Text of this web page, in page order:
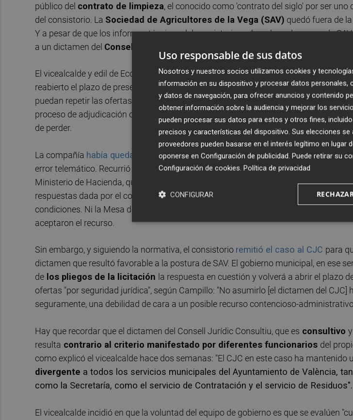
público del contrato de limpieza, el conocido como 'contrato del siglo' por ser
del consistorio. La Sociedad de Agricultores de la Vega (SAV) quedó fuera de
Y a pesar de que los informes técnicos del consistorio rechazaban el recurso de
a un dictamen del Consell Jurídic Consultiu
El vicealcalde y edil de Ecología Urbana,Sergi Campillo, anunció este viernes que
reabierto el plazo de presentación de ofertas. Habrá seis días más para que las
puedan repetir las ofertas que habían hecho o modificarlas, y SAV tendrá la
proceso de adjudicación de este importante contrato, que ya gestiona desde 2005 y
de perder.
La compañía había quedado fuera del concurso tras presentar fuera de plazo la
error telemático. Recurrió al
Tribunal Administrativo de Recursos Contractuales
Ministerio de Hacienda, que
. Más tarde, impugnó la licitación al
respuestas dada por el consistorio durante el proceso suponía, en realidad, una
condiciones. Ni la Mesa de Contratación, ni el servicio de Jardinería, ni los servicios
aceptaron el recurso.
Sin embargo, y siguiendo la normativa, el consistorio remitió el caso al CJC para
dictamen que resultó favorable a la postura de SAV. El gobierno municipal, en ese
de los pliegos de la licitación la respuesta en cuestión y volverá a abrir el plazo
ofertas "por seguridad jurídica", según Campillo: "No asumirlo [el dictamen del CJC]
seguramente, una debilidad de cara a un posible recurso contencioso-
Hay que recordar que el dictamen del Consell Jurídic Consultiu, que es consultivo
resulta contrario al criterio manifestado por diferentes funcionarios del
como explicó el vicealcalde hace dos semanas: "El CJC en este caso ha mantenido
divergente a todos los servicios municipales del Ayuntamiento de València,
como la Secretaría, como el servicio de Contratación y el servicio de Residuos".
El vicealcalde incidió en que la voluntad del equipo de gobierno es que se evalúen
Uso responsable de sus datos
Nosotros y nuestros socios utilizamos cookies y
información en su dispositivo y procesar datos personales,
y datos de navegación, para ofrecer anuncios y contenido
obtener información sobre la audiencia y mejorar los
pueden procesar sus datos para estos y otros fines,
precisos y características del dispositivo. Sus elecciones
proveedores pueden basarse en el interés legítimo en lugar
oponerse en Configuración de publicidad. Puede retirar su
Configuración de cookies. Política de privacidad
CONFIGURAR